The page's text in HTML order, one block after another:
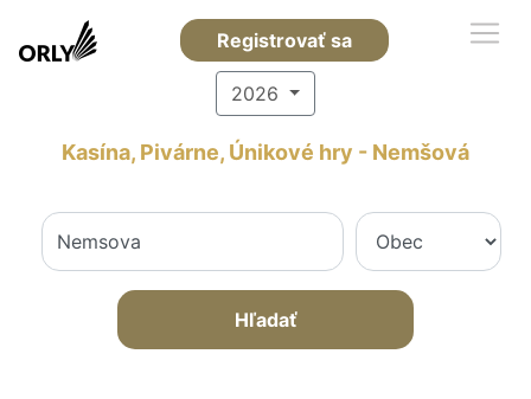
Registrovať sa
2026
Kasína, Pivárne, Únikové hry - Nemšová
Hľadať